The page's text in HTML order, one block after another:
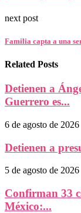
next post
Familia capta a una
Related Posts
Detienen a
Guerrero es...
6 de agosto de 2026
Detienen a
5 de agosto de 2026
Confirman 33
México:...